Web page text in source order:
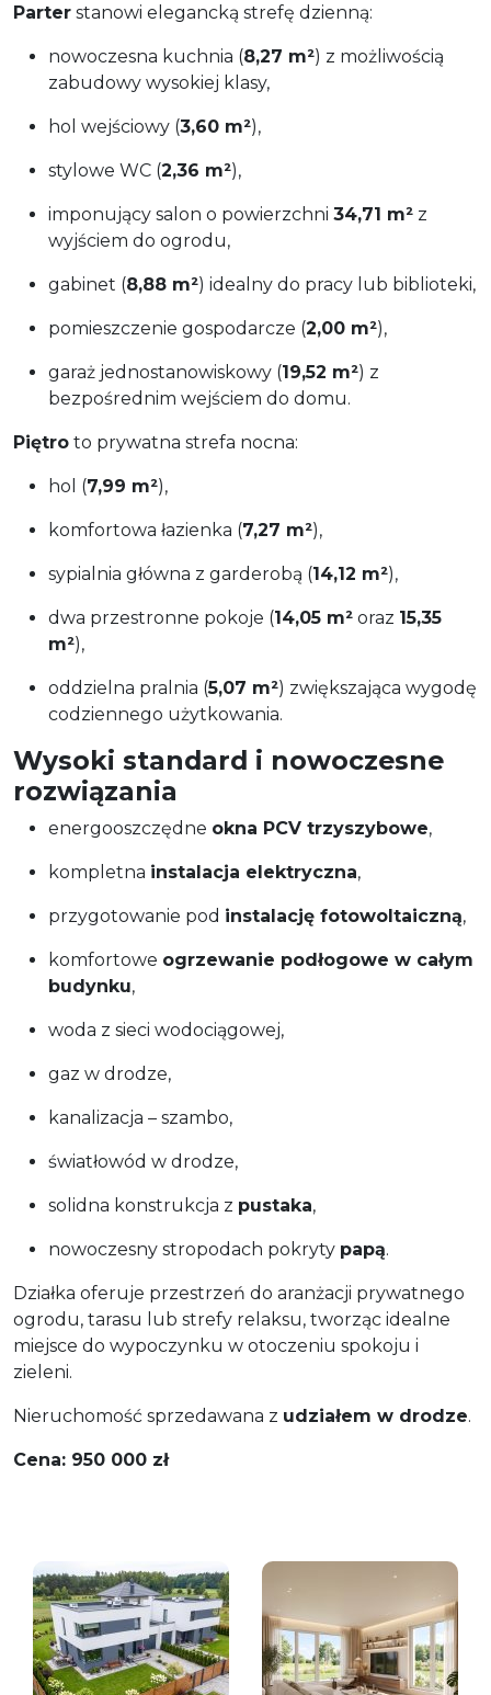
Parter stanowi elegancką strefę dzienną:
nowoczesna kuchnia (8,27 m²) z możliwością
zabudowy wysokiej klasy,
hol wejściowy (3,60 m²),
stylowe WC (2,36 m²),
imponujący salon o powierzchni 34,71 m² z
wyjściem do ogrodu,
gabinet (8,88 m²) idealny do pracy lub biblioteki,
pomieszczenie gospodarcze (2,00 m²),
garaż jednostanowiskowy (19,52 m²) z
bezpośrednim wejściem do domu.
Piętro to prywatna strefa nocna:
hol (7,99 m²),
komfortowa łazienka (7,27 m²),
sypialnia główna z garderobą (14,12 m²),
dwa przestronne pokoje (14,05 m² oraz 15,35
m²),
oddzielna pralnia (5,07 m²) zwiększająca wygodę
codziennego użytkowania.
Wysoki standard i nowoczesne
rozwiązania
energooszczędne okna PCV trzyszybowe,
kompletna instalacja elektryczna,
przygotowanie pod instalację fotowoltaiczną,
komfortowe ogrzewanie podłogowe w całym
budynku,
woda z sieci wodociągowej,
gaz w drodze,
kanalizacja – szambo,
światłowód w drodze,
solidna konstrukcja z pustaka,
nowoczesny stropodach pokryty papą.
Działka oferuje przestrzeń do aranżacji prywatnego
ogrodu, tarasu lub strefy relaksu, tworząc idealne
miejsce do wypoczynku w otoczeniu spokoju i
zieleni.
Nieruchomość sprzedawana z udziałem w drodze.
Cena: 950 000 zł